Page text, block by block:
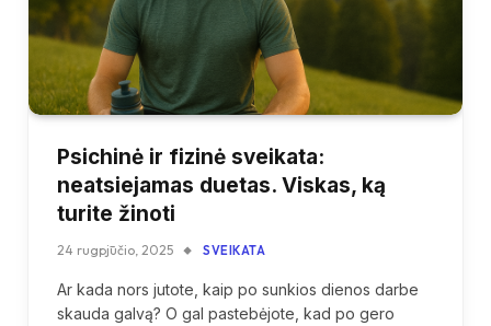
Psichinė ir fizinė sveikata:
neatsiejamas duetas. Viskas, ką
turite žinoti
24 rugpjūčio, 2025 SVEIKATA
Ar kada nors jutote, kaip po sunkios dienos darbe
skauda galvą? O gal pastebėjote, kad po gero